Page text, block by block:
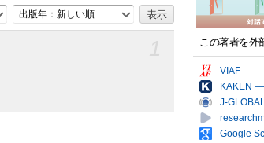
出版年：新しい順
この著者を外
VIAF
KAKEN
J-
Google